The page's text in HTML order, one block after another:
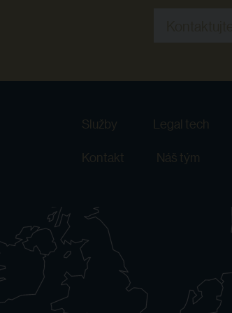
Služby Legal tech
Kontakt Náš tým